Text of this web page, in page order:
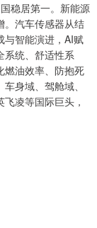
稳居第一。新能源
。汽车传感器从结
与智能演进，AI赋
系统、舒适性系
燃油效率、防抱死
身域、驾舱域、
凌等国际巨头，